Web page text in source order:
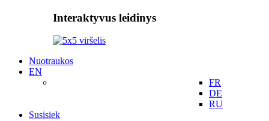
Interaktyvus leidinys
Nuotraukos
EN
FR
DE
RU
Susisiek